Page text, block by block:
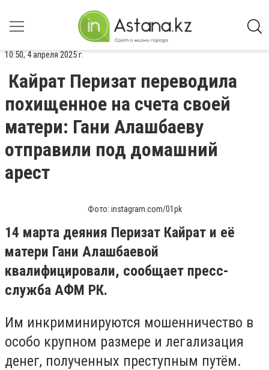
10:50, 4 апреля 2025 г.
Кайрат Перизат переводила
похищенное на счета своей
матери: Гани Алашбаеву
отправили под домашний
арест
Фото: instagram.com/01pk
14 марта деяния Перизат Кайрат и её
матери Гани Алашбаевой
квалифицировали, сообщает пресс-
служба АФМ РК.
Им инкриминируются мошенничество в
особо крупном размере и легализация
денег, полученных преступным путём.